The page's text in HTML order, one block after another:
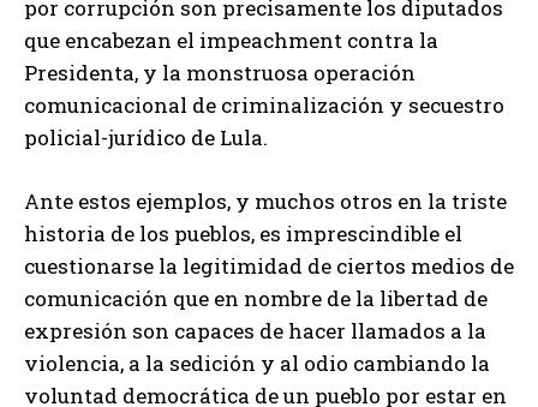
por corrupción son precisamente los diputados
que encabezan el impeachment contra la
Presidenta, y la monstruosa operación
comunicacional de criminalización y secuestro
policial-jurídico de Lula.
Ante estos ejemplos, y muchos otros en la triste
historia de los pueblos, es imprescindible el
cuestionarse la legitimidad de ciertos medios de
comunicación que en nombre de la libertad de
expresión son capaces de hacer llamados a la
violencia, a la sedición y al odio cambiando la
voluntad democrática de un pueblo por estar en